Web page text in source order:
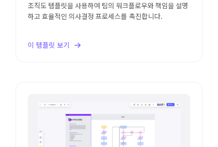
조직도 템플릿을 사용하여 팀의 워크플로우와 책임을 설명
하고 효율적인 의사결정 프로세스를 촉진합니다.
이 템플릿 보기